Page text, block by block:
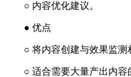
○ 内容优化建议。
● 优点
○ 将内容创建与效果监测
○ 适合需要大量产出内容